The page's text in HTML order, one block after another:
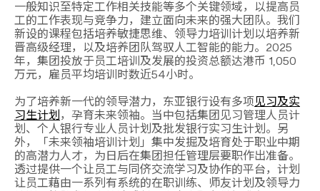
一般知识至特定工作相关技能等多个关键领域，以提高员
工的工作表现与竞争力，建立面向未来的强大团队。我们
新设的课程包括培养敏捷思维、领导力培训计划以培养新
晋高级经理，以及培养团队驾驭人工智能的能力。2025
年，集团投放于员工培训及发展的投资总额达港币 1,050
万元，雇员平均培训时数近54小时。
为了培养新一代的领导潜力，东亚银行设有多项见习及实
习生计划，孕育未来领袖。当中包括集团见习管理人员计
划、个人银行专业人员计划及批发银行实习生计划。另
外，「未来领袖培训计划」集中发掘及培育处于职业中期
的高潜力人才，为日后在集团担任管理层要职作出准备。
透过提供一个让员工与同侪交流学习及协作的平台，计划
让员工藉由一系列有系统的在职训练、师友计划及领导力